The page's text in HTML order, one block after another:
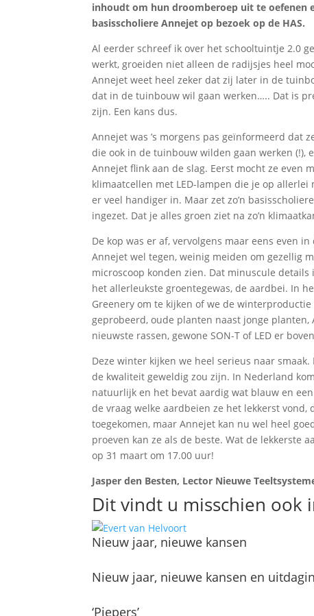
inhoudt om hun droomberoep uit te oefenen
basisscholiere Annejet op bezoek op de HAS.
Al eerder schreef ik over het schooltuintje 2.0
werkt, groeiden niet alleen de radijsjes heel
Annejet weet heel zeker dat zij later in de
dat in de tuinbouw wil gaan werken….. Dat is
zijn. Een kans dus.
Annejet was ’s morgens pas geïnformeerd dat
die ook in de tuinbouw wilden gaan werken (!),
Annejet flink aan de slag. Eerst mocht ze even
klimaatcellen met LED-lampen die je op
er veel handiger in. Maar zet zo’n
ingezet. Dat je alles groen ziet na zo’n
De kop was er af, vervolgens maar eens even
Annejet wel tegen, weinig meiden om gezellig
microscoop konden zien. Dat minuscule
het allerleukste groentegewas, de aardbei. In
Greenery om te kijken of we de
geprobeerd, oude planten naast jonge
nieuwste rassen, gewone SON-T of LED er
Deze winter kijken we heel serieus naar
de kwaliteit geweldig zou zijn. In Nederland
natuurlijk en het bevat aardig wat blauw en
de vraag welke aardbeien ze het lekkerst
toegekomen, maar Annejet kan nu wel heel
proeven kan ze als de beste. Wat de lekkerste
op 31 maart om 17.00 uur!
Jasper den Besten, Lector Nieuwe
Dit vindt u misschien ook
Nieuw jaar, nieuwe kansen
Nieuw jaar, nieuwe kansen en
‘Piepers’